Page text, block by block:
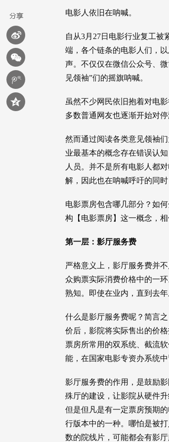
电影人依旧在呐喊。
自从3月27日电影行业复工
端，各个链条的电影人们，
声。不仅仅在微信公众号、
见领袖”们的摇旗呐喊。
虽然不少网民依旧抱着对电
多数普通网友也逐渐开始对
然而通过阅读各类意见领袖
业最基本的概念存在错误认
人员。并不是所有电影人都
解，因此也在呐喊呼吁的同时
电影票房包含哪几部分？如
构【电影票房】这一概念，
第一层：影厅服务费
严格意义上，影厅服务费并
众购票实际消费价格中的一
熟知。即使在业内，直到去
什么是影厅服务费呢？简言
价后，影院将实际售出的价
票房所常用的双系统、截流
能，在国家电影专资办系统中
影厅服务费的作用，是鼓励
殊厅的建设，让影院从硬件
但是但凡是有一定票房预期
行版本中的一种。哪怕是被
数的院线片，可能都会有影